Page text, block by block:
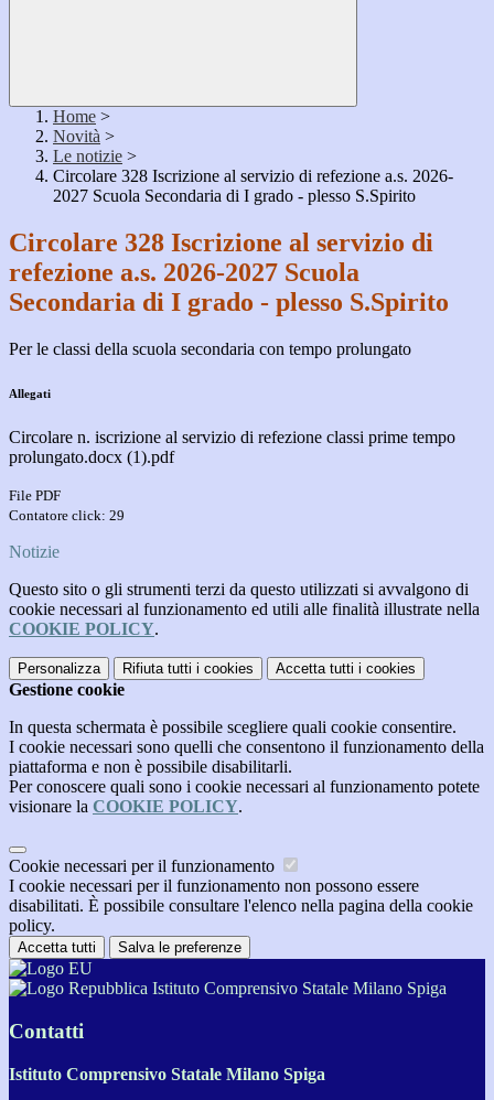
Home >
Novità >
Le notizie >
Circolare 328 Iscrizione al servizio di refezione a.s. 2026-
2027 Scuola Secondaria di I grado - plesso S.Spirito
Circolare 328 Iscrizione al servizio di
refezione a.s. 2026-2027 Scuola
Secondaria di I grado - plesso S.Spirito
Per le classi della scuola secondaria con tempo prolungato
Allegati
Circolare n. iscrizione al servizio di refezione classi prime tempo
prolungato.docx (1).pdf
File PDF
Contatore click: 29
Notizie
Questo sito o gli strumenti terzi da questo utilizzati si avvalgono di
cookie necessari al funzionamento ed utili alle finalità illustrate nella
COOKIE POLICY.
Personalizza Rifiuta tutti i cookies Accetta tutti i cookies
Gestione cookie
In questa schermata è possibile scegliere quali cookie consentire.
I cookie necessari sono quelli che consentono il funzionamento della
piattaforma e non è possibile disabilitarli.
Per conoscere quali sono i cookie necessari al funzionamento potete
visionare la COOKIE POLICY.
Cookie necessari per il funzionamento
I cookie necessari per il funzionamento non possono essere
disabilitati. È possibile consultare l'elenco nella pagina della cookie
policy.
Accetta tutti Salva le preferenze
Istituto Comprensivo Statale Milano Spiga
Contatti
Istituto Comprensivo Statale Milano Spiga